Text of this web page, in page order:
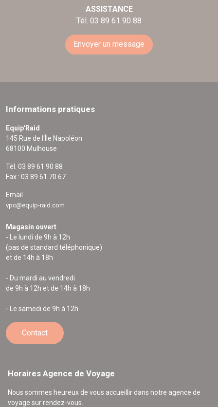
ASSISTANCE
Tél. 03 89 61 90 88
Envoyer un message
Informations pratiques
Equip'Raid
145 Rue de l'Île Napoléon
68100 Mulhouse
Tél. 03 89 61 90 88
Fax : 03 89 61 70 67
Email
vpc@equip-raid.com
Magasin ouvert
- Le lundi de 9h à 12h
(pas de standard téléphonique)
et de 14h à 18h
- Du mardi au vendredi
de 9h à 12h et de 14h à 18h
- Le samedi de 9h à 12h
Contact
Horaires Agence de Voyage
Nous sommes heureux de vous accueillir dans notre agence de
voyage sur rendez-vous.